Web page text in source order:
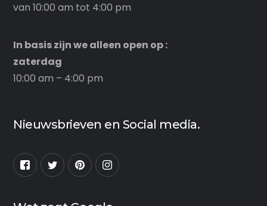
van 10:00 am tot 4:00 pm
In basis zijn we alleen open op :
zaterdag
10:00 am – 4:00 pm
Nieuwsbrieven en Social media.